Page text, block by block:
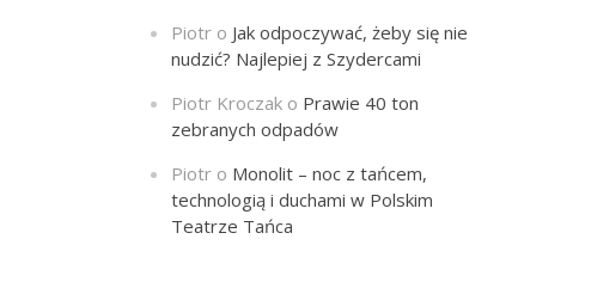
Piotr o Jak odpoczywać, żeby się nie
nudzić? Najlepiej z Szydercami
Piotr Kroczak o Prawie 40 ton
zebranych odpadów
Piotr o Monolit – noc z tańcem,
technologią i duchami w Polskim
Teatrze Tańca